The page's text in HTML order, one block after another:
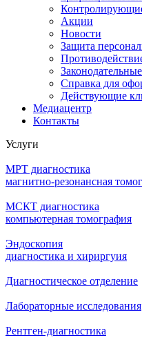
Акции
Новости
Защита
Справка для
Действующие
Медиацентр
Контакты
Услуги
МРТ диагностика
магнитно-резонансная
МСКТ диагностика
компьютерная томография
Эндоскопия
диагностика и хириргуия
Диагностическое отделение
Лабораторные исследования
Рентген-диагностика